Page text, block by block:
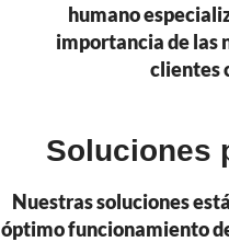
humano
importancia de las
clientes
Soluciones
Nuestras soluciones
óptimo funcionamiento